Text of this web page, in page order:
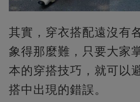
其實，穿衣搭配遠沒有
象得那麼難，只要大家
本的穿搭技巧，就可以
搭中出現的錯誤。